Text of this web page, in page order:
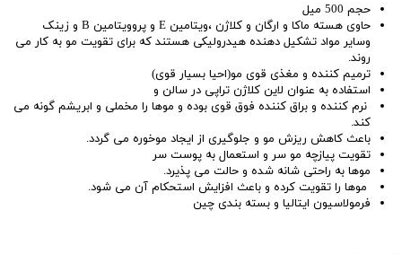
حجم 500 میل
حاوی هسته ماکا و ارگان و کلاژن ،ویتامین E و پروویتامین B و زینک
وسایر مواد تشکیل دهنده هیدرولیکی هستند که برای تقویت مو به کار می
روند.
ترمیم کننده و مغذی قوی مو(احیا بسیار قوی)
استفاده به عنوان لاین کلاژن تراپی در سالن و
نرم کننده و براق کننده فوق قوی بوده و موها را مخملی و ابریشم گونه می
کند.
باعث کاهش ریزش مو و جلوگیری از ایجاد موخوره می گردد.
تقویت پیازچه مو سر و استعمال به پوست سر
موها به راحتی شانه شده و حالت می پذیرد.
موها را تقویت کرده و باعث افزایش استحکام آن می شود.
فرمولاسیون ایتالیا و بسته بندی چین